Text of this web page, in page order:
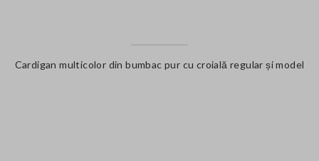
Cardigan multicolor din bumbac pur cu croială regular și model